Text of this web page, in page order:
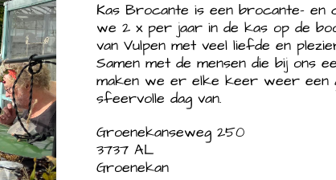
Kas Brocante is een brocante- en
we 2 x per jaar in de kas op de
van Vulpen met veel liefde en
Samen met de mensen die bij ons
maken we er elke keer weer een
sfeervolle dag van.
Groenekanseweg 250
3737 AL
Groenekan